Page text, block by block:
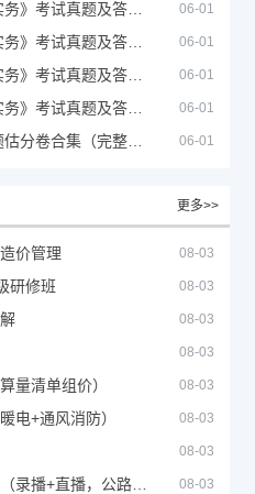
06-01
06-01
06-01
06-01
06-01
更多>>
价管理 08-03
研修班 08-03
08-03
08-03
量清单组价） 08-03
电+通风消防） 08-03
08-03
08-03